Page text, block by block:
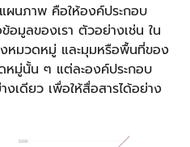
าพ คือให้องค์ประกอบ
มูลของเรา ตัวอย่างเช่น ใน
หมวดหมู่ และมุมหรือพื้นที่ของ
มู่นั้น ๆ แต่ละองค์ประกอบ
เดียว เพื่อให้สื่อสารได้อย่าง